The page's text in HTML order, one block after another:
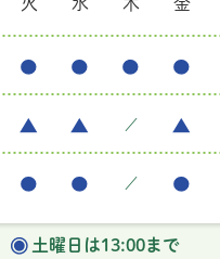
／
／
土曜日は13:00まで